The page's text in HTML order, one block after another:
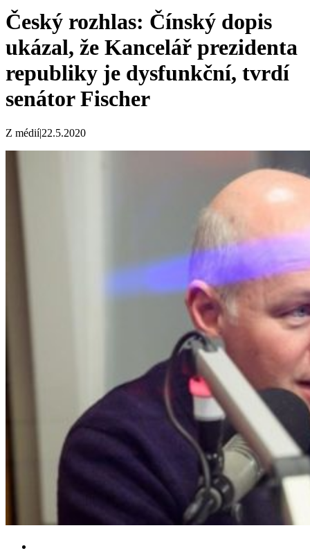
Český rozhlas: Čínský dopis
ukázal, že Kancelář prezidenta
republiky je dysfunkční, tvrdí
senátor Fischer
Z médií|22.5.2020